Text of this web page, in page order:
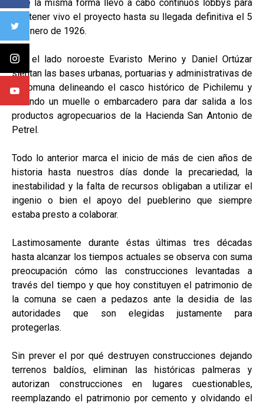
y de la misma forma llevó a cabo continuos lobbys para
mantener vivo el proyecto hasta su llegada definitiva el 5
de enero de 1926.
Por el lado noroeste Evaristo Merino y Daniel Ortúzar
sientan las bases urbanas, portuarias y administrativas de
la comuna delineando el casco histórico de Pichilemu y
creando un muelle o embarcadero para dar salida a los
productos agropecuarios de la Hacienda San Antonio de
Petrel.
Todo lo anterior marca el inicio de más de cien años de
historia hasta nuestros días donde la precariedad, la
inestabilidad y la falta de recursos obligaban a utilizar el
ingenio o bien el apoyo del pueblerino que siempre
estaba presto a colaborar.
Lastimosamente durante éstas últimas tres décadas
hasta alcanzar los tiempos actuales se observa con suma
preocupación cómo las construcciones levantadas a
través del tiempo y que hoy constituyen el patrimonio de
la comuna se caen a pedazos ante la desidia de las
autoridades que son elegidas justamente para
protegerlas.
Sin prever el por qué destruyen construcciones dejando
terrenos baldíos, eliminan las históricas palmeras y
autorizan construcciones en lugares cuestionables,
reemplazando el patrimonio por cemento y olvidando el